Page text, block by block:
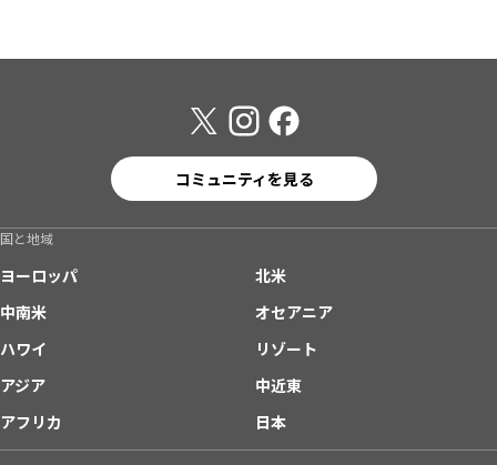
コミュニティを見る
国と地域
ヨーロッパ
北米
中南米
オセアニア
ハワイ
リゾート
アジア
中近東
アフリカ
日本